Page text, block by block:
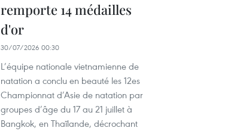
remporte 14 médailles
d'or
30/07/2026 00:30
L’équipe nationale vietnamienne de
natation a conclu en beauté les 12es
Championnat d’Asie de natation par
groupes d’âge du 17 au 21 juillet à
Bangkok, en Thaïlande, décrochant